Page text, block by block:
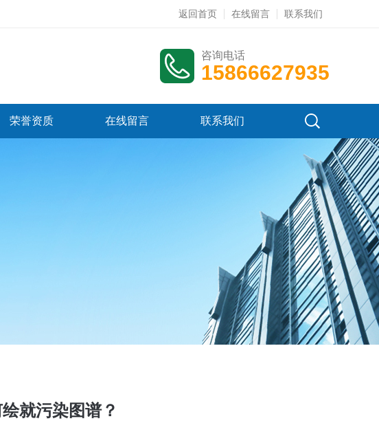
返回首页 在线留言 联系我们
咨询电话
15866627935
荣誉资质 在线留言 联系我们
就污染图谱？